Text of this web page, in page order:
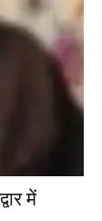
में